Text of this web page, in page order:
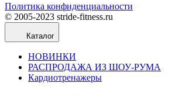
Политика конфиденциальности
© 2005-2023 stride-fitness.ru
Каталог
НОВИНКИ
РАСПРОДАЖА ИЗ ШОУ-РУМА
Кардиотренажеры